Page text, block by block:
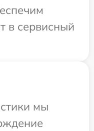
в сервисный
мы